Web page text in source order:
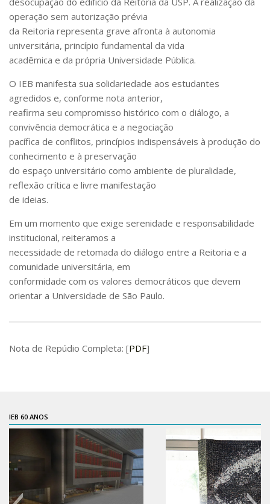
Iniciação Científica
Pré-Iniciação Científica
GIP
Pró-Reitoria de Pesquisa e Inovação
LABIEB
Extensão
Cursos
Criação de Curso
Isenção
Comissões
CAAF
CaC
CDH
CEQUALI
Representação Discente
Licitações e Contratos
Abertas
Encerradas
operação sem autorização prévia
da Reitoria representa grave afronta à autonomia
universitária, princípio fundamental da vida
acadêmica e da própria Universidade Pública.
O IEB manifesta sua solidariedade aos estudantes
agredidos e, conforme nota anterior,
reafirma seu compromisso histórico com o diálogo, a
convivência democrática e a negociação
pacífica de conflitos, princípios indispensáveis à produção do
conhecimento e à preservação
do espaço universitário como ambiente de pluralidade,
reflexão crítica e livre manifestação
de ideias.
Em um momento que exige serenidade e responsabilidade
institucional, reiteramos a
necessidade de retomada do diálogo entre a Reitoria e a
comunidade universitária, em
conformidade com os valores democráticos que devem
orientar a Universidade de São Paulo.
Nota de Repúdio Completa: [PDF]
IEB 60 ANOS